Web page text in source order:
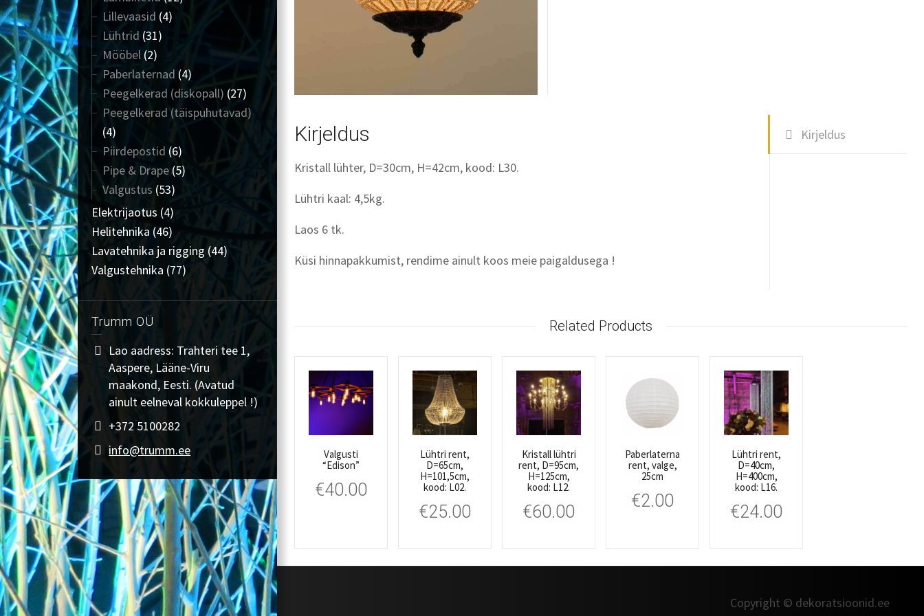
Lillevaasid (4)
Lühtrid (31)
Mööbel (2)
Paberlaternad (4)
Peegelkerad (diskopall) (27)
Peegelkerad (täispuhutavad)
(4)
Piirdepostid (6)
Pipe & Drape (5)
Valgustus (53)
Elektrijaotus (4)
Helitehnika (46)
Lavatehnika ja rigging (44)
Valgustehnika (77)
Trumm OÜ
Lao aadress: Trahteri tee 1,
Aaspere, Lääne-Viru
maakond, Eesti. (Avatud
ainult eelneval kokkuleppel !)
+372 5100282
info@trumm.ee
Kirjeldus
Kirjeldus
Kristall lühter, D=30cm, H=42cm, kood: L30.
Lühtri kaal: 4,5kg.
Laos 6 tk.
Küsi hinnapakkumist, rendime ainult koos meie paigaldusega !
Related Products
Valgusti
“Edison”
€40.00
Lühtri rent,
D=65cm,
H=101,5cm,
kood: L02.
€25.00
Kristall lühtri
rent, D=95cm,
H=125cm,
kood: L12.
€60.00
Paberlaterna
rent, valge,
25cm
€2.00
Lühtri rent,
D=40cm,
H=400cm,
kood: L16.
€24.00
Copyright © dekoratsioonid.ee